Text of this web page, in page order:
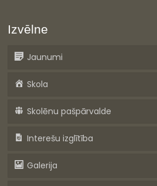
Izvēlne
Jaunumi
Skola
Skolēnu pašpārvalde
Interešu izglītība
Galerija